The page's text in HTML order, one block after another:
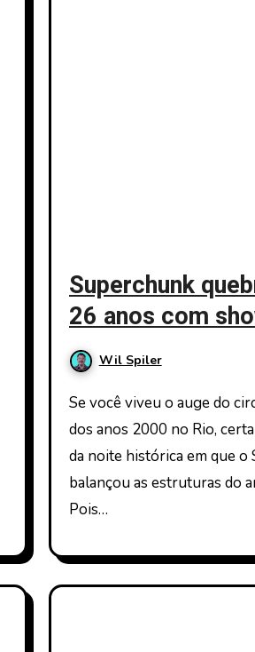
Superchunk
26 anos com
no Rio de
como garantir
Wil Spiler
Se você viveu o auge do circuito alternativo
dos anos 2000 no Rio,
da noite histórica em que o
balançou as estruturas do
Pois…